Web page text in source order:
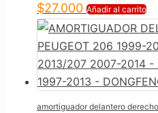
$27.000 Añadir al carrito
amortiguador delantero